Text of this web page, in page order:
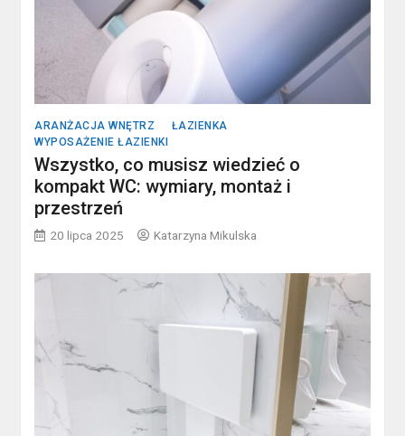
ARANŻACJA WNĘTRZ
ŁAZIENKA
WYPOSAŻENIE ŁAZIENKI
Wszystko, co musisz wiedzieć o
kompakt WC: wymiary, montaż i
przestrzeń
20 lipca 2025 Katarzyna Mikulska